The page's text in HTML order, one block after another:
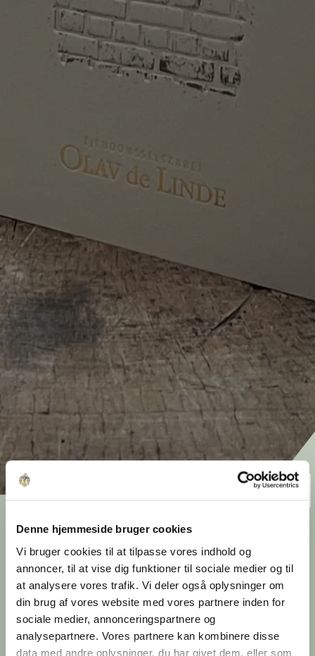
Denne hjemmeside bruger cookies
Vi bruger cookies til at tilpasse vores indhold og
annoncer, til at vise dig funktioner til sociale medier og til
at analysere vores trafik. Vi deler også oplysninger om
din brug af vores website med vores partnere inden for
sociale medier, annonceringspartnere og
analysepartnere. Vores partnere kan kombinere disse
data med andre oplysninger, du har givet dem, eller som
Bog fortæller historien om
Ejendomsselskabet Olav
de Linde
Ejendomsselskabet Olav de Linde udgiver
sammen med Turbine-forlaget en bog, der
samler 50 års virksomhedshistorie og